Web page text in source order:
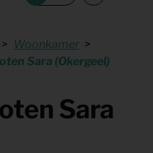
Woonkamer
Sara (Okergeel)
Sara